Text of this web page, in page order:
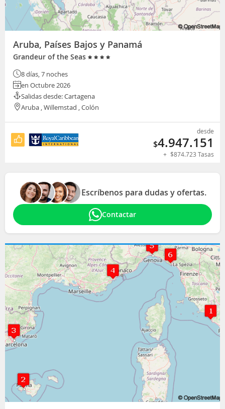
Aruba, Países Bajos y Panamá
Grandeur of the Seas
8 días, 7 noches
en Octubre 2026
Salidas desde: Cartagena
Aruba , Willemstad , Colón
desde
$4.947.151
+ $874.723 Tasas
Escríbenos para dudas y ofertas.
Contactar